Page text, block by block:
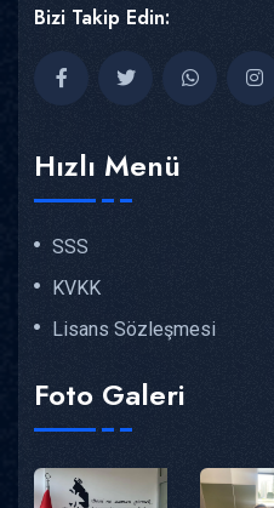
Bizi Takip Edin:
Hızlı Menü
SSS
KVKK
Lisans Sözleşmesi
Foto Galeri